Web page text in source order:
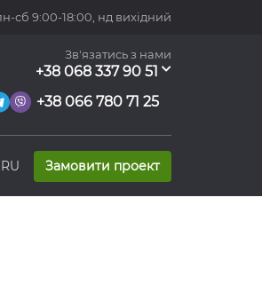
сб 9:00-18:00, нд вихідний
Зв'язатись з нами
+38 068 337 90 51
+38 066 780 71 25
RU Замовити проект